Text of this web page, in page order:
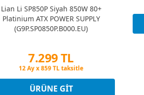
Lian Li SP850P Siyah 850W 80+
Platinium ATX POWER SUPPLY
(G9P.SP0850P.B000.EU)
7.299 TL
Peşin Fiyatına 3 Taksit
12 Ay x 859 TL taksitle
Peşin Fiyatına 3 Taksit
ÜRÜNE GIT